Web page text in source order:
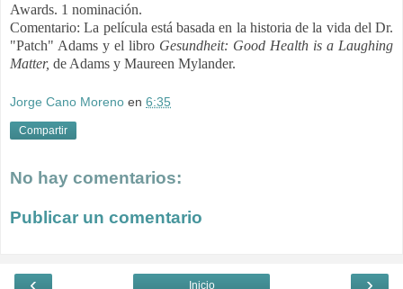
Awards. 1 nominación.
Comentario: La película está basada en la historia de la vida del Dr.
"Patch" Adams y el libro Gesundheit: Good Health is a Laughing
Matter, de Adams y Maureen Mylander.
Jorge Cano Moreno en 6:35
Compartir
No hay comentarios:
Publicar un comentario
Inicio